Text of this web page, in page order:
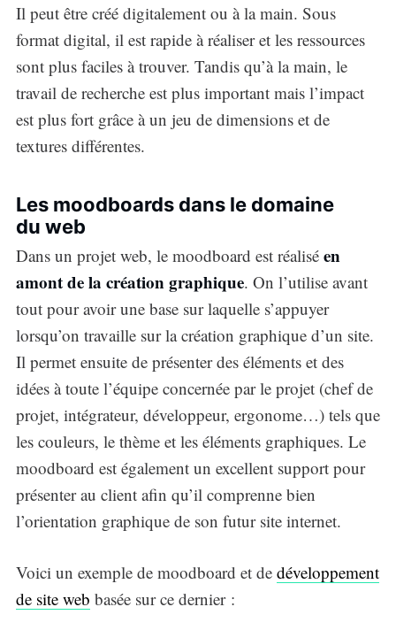
Il peut être créé digitalement ou à la main. Sous
format digital, il est rapide à réaliser et les ressources
sont plus faciles à trouver. Tandis qu’à la main, le
travail de recherche est plus important mais l’impact
est plus fort grâce à un jeu de dimensions et de
textures différentes.
Les moodboards dans le domaine
du web
Dans un projet web, le moodboard est réalisé en
amont de la création graphique. On l’utilise avant
tout pour avoir une base sur laquelle s’appuyer
lorsqu’on travaille sur la création graphique d’un site.
Il permet ensuite de présenter des éléments et des
idées à toute l’équipe concernée par le projet (chef de
projet, intégrateur, développeur, ergonome…) tels que
les couleurs, le thème et les éléments graphiques. Le
moodboard est également un excellent support pour
présenter au client afin qu’il comprenne bien
l’orientation graphique de son futur site internet.
Voici un exemple de moodboard et de développement
de site web basée sur ce dernier :